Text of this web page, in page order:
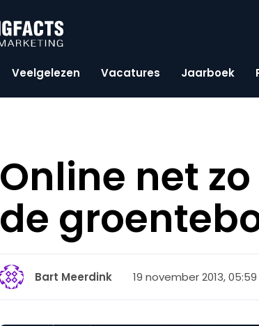
Veelgelezen Vacatures Jaarboek
Online net
de
Bart Meerdink 19 november 2013, 05:59